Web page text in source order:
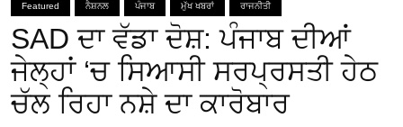
Featured ਨੈਸ਼ਨਲ ਪੰਜਾਬ ਮੁੱਖ ਖਬਰਾਂ ਰਾਜਨੀਤੀ
SAD ਦਾ ਵੱਡਾ ਦੋਸ਼: ਪੰਜਾਬ ਦੀਆਂ
ਜੇਲ੍ਹਾਂ ‘ਚ ਸਿਆਸੀ ਸਰਪ੍ਰਸਤੀ ਹੇਠ
ਚੱਲ ਰਿਹਾ ਨਸ਼ੇ ਦਾ ਕਾਰੋਬਾਰ